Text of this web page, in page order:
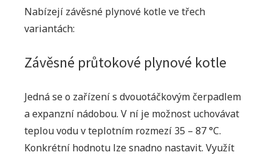
Nabízejí závěsné plynové kotle ve třech
variantách:
Závěsné průtokové plynové kotle
Jedná se o zařízení s dvouotáčkovým čerpadlem
a expanzní nádobou. V ní je možnost uchovávat
teplou vodu v teplotním rozmezí 35 – 87 °C.
Konkrétní hodnotu lze snadno nastavit. Využít